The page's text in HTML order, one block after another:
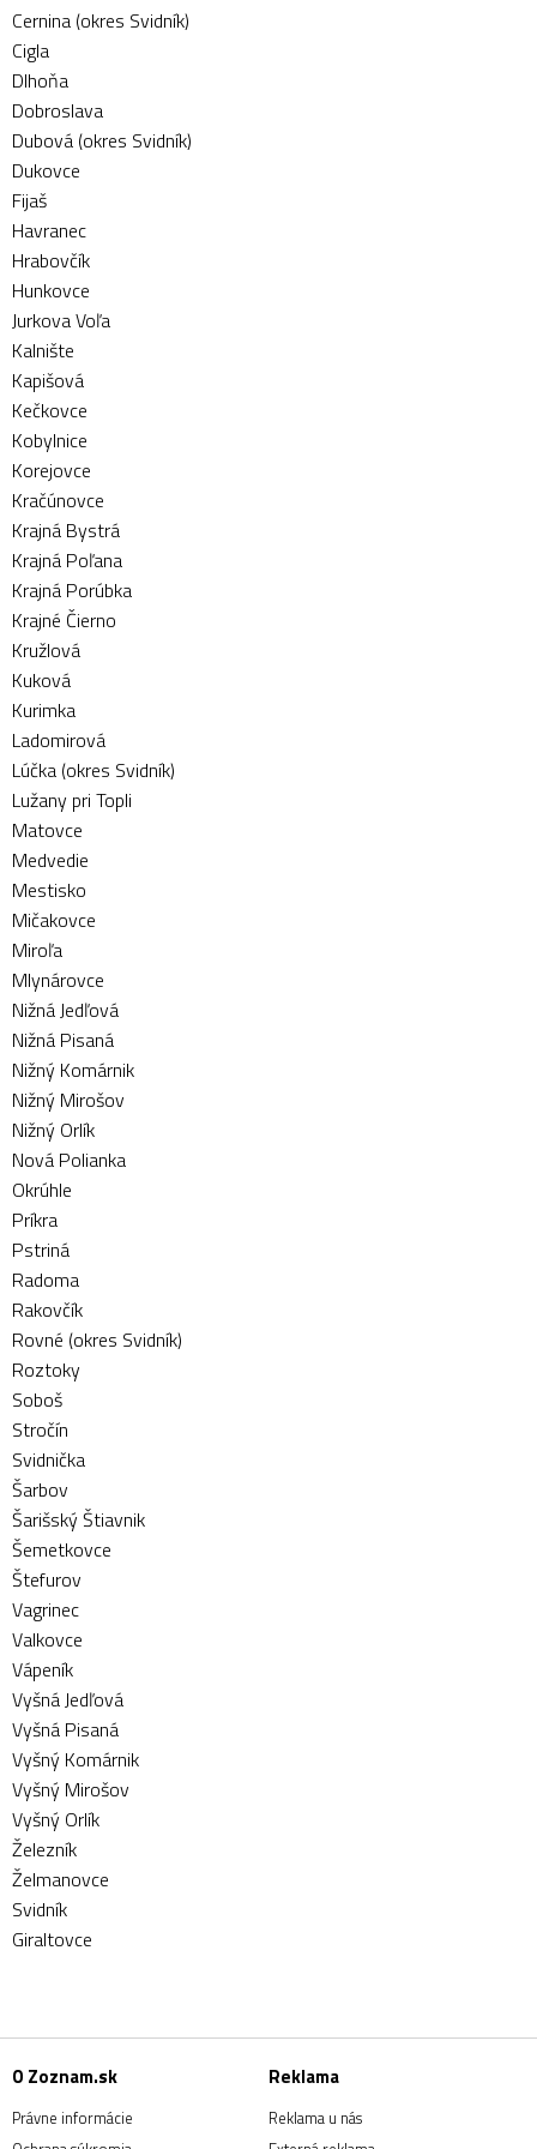
Cernina (okres Svidník)
Cigla
Dlhoňa
Dobroslava
Dubová (okres Svidník)
Dukovce
Fijaš
Havranec
Hrabovčík
Hunkovce
Jurkova Voľa
Kalnište
Kapišová
Kečkovce
Kobylnice
Korejovce
Kračúnovce
Krajná Bystrá
Krajná Poľana
Krajná Porúbka
Krajné Čierno
Kružlová
Kuková
Kurimka
Ladomirová
Lúčka (okres Svidník)
Lužany pri Topli
Matovce
Medvedie
Mestisko
Mičakovce
Miroľa
Mlynárovce
Nižná Jedľová
Nižná Pisaná
Nižný Komárnik
Nižný Mirošov
Nižný Orlík
Nová Polianka
Okrúhle
Príkra
Pstriná
Radoma
Rakovčík
Rovné (okres Svidník)
Roztoky
Soboš
Stročín
Svidnička
Šarbov
Šarišský Štiavnik
Šemetkovce
Štefurov
Vagrinec
Valkovce
Vápeník
Vyšná Jedľová
Vyšná Pisaná
Vyšný Komárnik
Vyšný Mirošov
Vyšný Orlík
Železník
Želmanovce
Svidník
Giraltovce
O Zoznam.sk
Právne informácie
Reklama
Reklama u nás